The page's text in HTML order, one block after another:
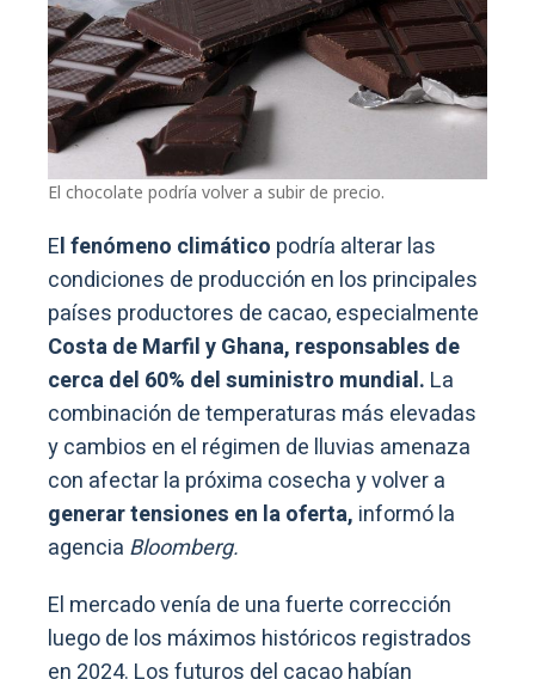
El chocolate podría volver a subir de precio.
El fenómeno climático podría alterar las
condiciones de producción en los principales
países productores de cacao, especialmente
Costa de Marfil y Ghana, responsables de
cerca del 60% del suministro mundial. La
combinación de temperaturas más elevadas
y cambios en el régimen de lluvias amenaza
con afectar la próxima cosecha y volver a
generar tensiones en la oferta, informó la
agencia Bloomberg.
El mercado venía de una fuerte corrección
luego de los máximos históricos registrados
en 2024. Los futuros del cacao habían